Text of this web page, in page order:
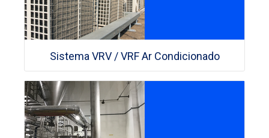
Sistema VRV / VRF Ar Condicionado